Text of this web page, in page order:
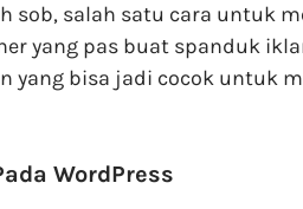
sob, salah satu cara untuk
yang pas buat spanduk
yang bisa jadi cocok untuk
WordPress